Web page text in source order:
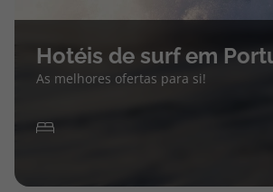
Hotéis de surf em
As melhores ofertas para si!